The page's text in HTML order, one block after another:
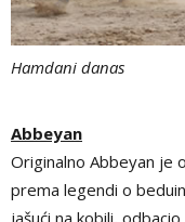
Hamdani danas
Abbeyan
Originalno Abbeyan je
prema legendi o
jašući na kobili,